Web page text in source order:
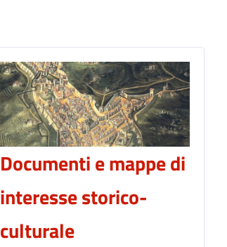
Documenti e mappe di
interesse storico-
culturale